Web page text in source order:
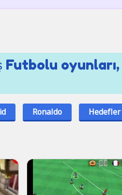
Futbolu
Ronaldo Hedefler